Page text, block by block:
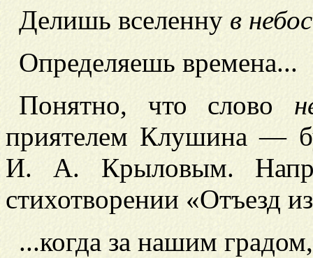
Делишь вселенну в
Определяешь времена...
Понятно, что слово
приятелем Клушина —
И. А. Крыловым.
стихотворении «Отъезд
...когда за нашим градом,